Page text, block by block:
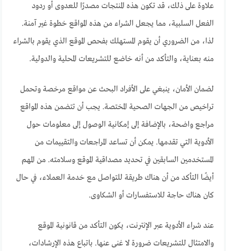
علاوة على ذلك، قد تكون هذه المنتجات مصدرًا للعدوى أو ردود
الفعل السلبية، مما يجعل الشراء من هذه المواقع خطوة غير آمنة.
لذا، من الضروري أن يقوم المستهلك بفحص الموقع الذي يقوم بالشراء
منه بعناية، والتأكد من أنه خاضع للتشريعات المحلية والدولية.
لضمان الأمان، ينبغي على الأفراد البحث عن مواقع مرخصة وتحمل
تراخيص من الجهات الصحية المختصة. يجب أن تتضمن هذه المواقع
مراجع واضحة، بالإضافة إلى إمكانية الوصول إلى معلومات حول
الأدوية التي تقدمها. يمكن أن تساعد المراجعات والتقييمات من
المستخدمين السابقين في تحديد مصداقية الموقع وسلامته. من المهم
أيضًا التأكد من أن هناك طريقة للتواصل مع خدمة العملاء، في حال
كان هناك حاجة للاستفسارات أو الشكاوى.
عند شراء الأدوية عبر الإنترنت، يكون التأكد من قانونية الموقع
والامتثال للتشريعات ضرورة لا غنى عنها. باتباع هذه الإرشادات،